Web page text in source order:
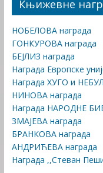
Књижевне
НОБЕЛОВА награда
ГОНКУРОВА награда
БЕЈЛИЗ награда
Награда Европске
Награда ХУГО и
НИНОВА награда
Награда НАРОДНЕ
ЗМАЈЕВА награда
БРАНКОВА награда
АНДРИЋЕВА награда
Награда ,,Стеван